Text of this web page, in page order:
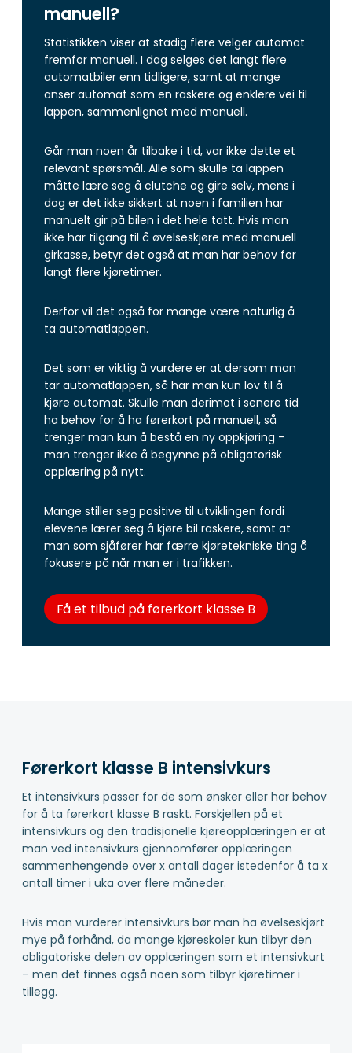
manuell?
Statistikken viser at stadig flere velger automat
fremfor manuell. I dag selges det langt flere
automatbiler enn tidligere, samt at mange
anser automat som en raskere og enklere vei til
lappen, sammenlignet med manuell.
Går man noen år tilbake i tid, var ikke dette et
relevant spørsmål. Alle som skulle ta lappen
måtte lære seg å clutche og gire selv, mens i
dag er det ikke sikkert at noen i familien har
manuelt gir på bilen i det hele tatt. Hvis man
ikke har tilgang til å øvelseskjøre med manuell
girkasse, betyr det også at man har behov for
langt flere kjøretimer.
Derfor vil det også for mange være naturlig å
ta automatlappen.
Det som er viktig å vurdere er at dersom man
tar automatlappen, så har man kun lov til å
kjøre automat. Skulle man derimot i senere tid
ha behov for å ha førerkort på manuell, så
trenger man kun å bestå en ny oppkjøring –
man trenger ikke å begynne på obligatorisk
opplæring på nytt.
Mange stiller seg positive til utviklingen fordi
elevene lærer seg å kjøre bil raskere, samt at
man som sjåfører har færre kjøretekniske ting å
fokusere på når man er i trafikken.
Få et tilbud på førerkort klasse B
Førerkort klasse B intensivkurs
Et intensivkurs passer for de som ønsker eller har behov
for å ta førerkort klasse B raskt. Forskjellen på et
intensivkurs og den tradisjonelle kjøreopplæringen er at
man ved intensivkurs gjennomfører opplæringen
sammenhengende over x antall dager istedenfor å ta x
antall timer i uka over flere måneder.
Hvis man vurderer intensivkurs bør man ha øvelseskjørt
mye på forhånd, da mange kjøreskoler kun tilbyr den
obligatoriske delen av opplæringen som et intensivkurt
– men det finnes også noen som tilbyr kjøretimer i
tillegg.